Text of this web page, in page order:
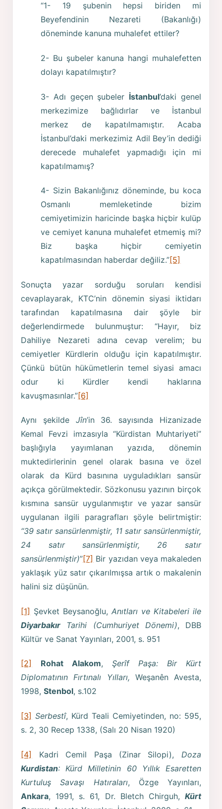
“1- 19 şubenin hepsi biriden mi
Beyefendinin Nezareti (Bakanlığı)
döneminde kanuna muhalefet ettiler?
2- Bu şubeler kanuna hangi muhalefetten
dolayı kapatılmıştır?
3- Adı geçen şubeler İstanbul’daki genel
merkezimize bağlıdırlar ve İstanbul
merkez de kapatılmamıştır. Acaba
İstanbul’daki merkezimiz Adil Bey’in dediği
derecede muhalefet yapmadığı için mi
kapatılmamış?
4- Sizin Bakanlığınız döneminde, bu koca
Osmanlı memleketinde bizim
cemiyetimizin haricinde başka hiçbir kulüp
ve cemiyet kanuna muhalefet etmemiş mi?
Biz başka hiçbir cemiyetin
kapatılmasından haberdar değiliz.”[5]
Sonuçta yazar sorduğu soruları kendisi
cevaplayarak, KTC’nin dönemin siyasi iktidarı
tarafından kapatılmasına dair şöyle bir
değerlendirmede bulunmuştur: “Hayır, biz
Dahiliye Nezareti adına cevap verelim; bu
cemiyetler Kürdlerin olduğu için kapatılmıştır.
Çünkü bütün hükümetlerin temel siyasi amacı
odur ki Kürdler kendi haklarına
kavuşmasınlar.”[6]
Aynı şekilde Jîn’in 36. sayısında Hizanizade
Kemal Fevzi imzasıyla “Kürdistan Muhtariyeti”
başlığıyla yayımlanan yazıda, dönemin
muktedirlerinin genel olarak basına ve özel
olarak da Kürd basınına uyguladıkları sansür
açıkça görülmektedir. Sözkonusu yazının birçok
kısmına sansür uygulanmıştır ve yazar sansür
uygulanan ilgili paragrafları şöyle belirtmiştir:
“39 satır sansürlenmiştir, 11 satır sansürlenmiştir,
24 satır sansürlenmiştir, 26 satır
sansürlenmiştir)”[7] Bir yazıdan veya makaleden
yaklaşık yüz satır çıkarılmışsa artık o makalenin
halini siz düşünün.
[1] Şevket Beysanoğlu, Anıtları ve Kitabeleri ile
Diyarbakır Tarihi (Cumhuriyet Dönemi), DBB
Kültür ve Sanat Yayınları, 2001, s. 951
[2] Rohat Alakom,Şerîf Paşa: Bir Kürt
Diplomatının Fırtınalı Yılları, We­şanên Avesta,
1998,Stenbol, s.102
[3] Serbestî, Kürd Teali Cemiyetinden, no: 595,
s. 2, 30 Recep 1338, (Salı 20 Nisan 1920)
[4] Kadri Cemil Paşa (Zinar Silopi), Doza
Kurdistan: Kürd Milletinin 60 Yıllık Esaretten
Kurtuluş Savaşı Hatıraları, Özge Yayınları,
Ankara, 1991, s. 61, Dr. Bletch Chirguh, Kürt